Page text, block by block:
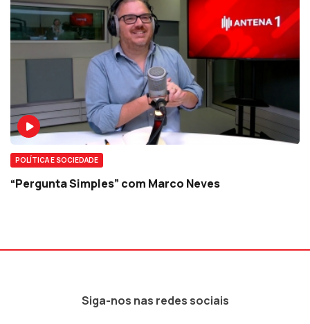
POLÍTICA E SOCIEDADE
“Pergunta Simples” com Marco Neves
Siga-nos nas redes sociais